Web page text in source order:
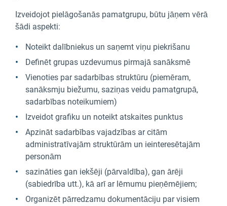
Izveidojot pielāgošanās pamatgrupu, būtu jāņem vērā
šādi aspekti:
Noteikt dalībniekus un saņemt viņu piekrišanu
Definēt grupas uzdevumus pirmajā sanāksmē
Vienoties par sadarbības struktūru (piemēram,
sanāksmju biežumu, saziņas veidu pamatgrupā,
sadarbības noteikumiem)
Izveidot grafiku un noteikt atskaites punktus
Apzināt sadarbības vajadzības ar citām
administratīvajām struktūrām un ieinteresētajām
personām
sazināties gan iekšēji (pārvaldība), gan ārēji
(sabiedrība utt.), kā arī ar lēmumu pieņēmējiem;
Organizēt pārredzamu dokumentāciju par visiem